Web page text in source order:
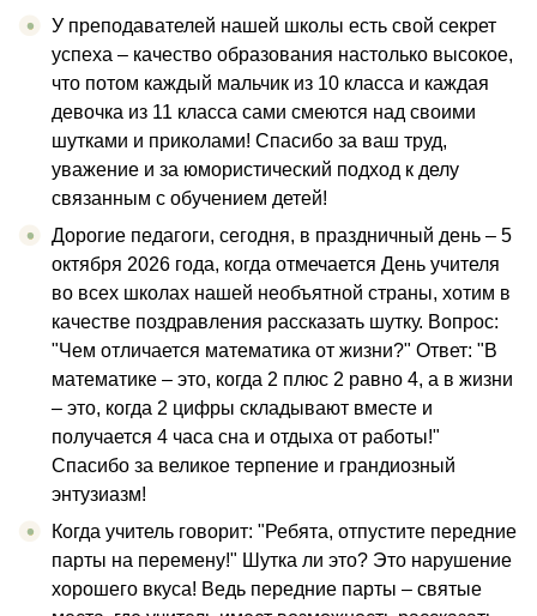
У преподавателей нашей школы есть свой секрет
успеха – качество образования настолько высокое,
что потом каждый мальчик из 10 класса и каждая
девочка из 11 класса сами смеются над своими
шутками и приколами! Спасибо за ваш труд,
уважение и за юмористический подход к делу
связанным с обучением детей!
Дорогие педагоги, сегодня, в праздничный день – 5
октября 2026 года, когда отмечается День учителя
во всех школах нашей необъятной страны, хотим в
качестве поздравления рассказать шутку. Вопрос:
"Чем отличается математика от жизни?" Ответ: "В
математике – это, когда 2 плюс 2 равно 4, а в жизни
– это, когда 2 цифры складывают вместе и
получается 4 часа сна и отдыха от работы!"
Спасибо за великое терпение и грандиозный
энтузиазм!
Когда учитель говорит: "Ребята, отпустите передние
парты на перемену!" Шутка ли это? Это нарушение
хорошего вкуса! Ведь передние парты – святые